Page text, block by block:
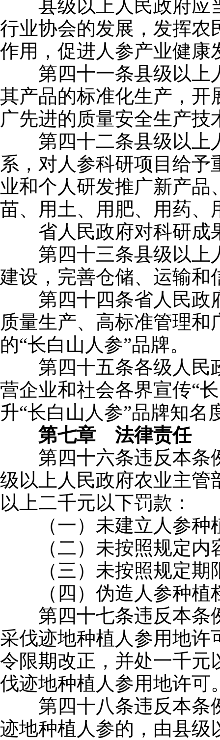
县级以上人民政府应
行业协会的发展，发挥农
作用，促进人参产业健康
第四十一条县级以上
其产品的标准化生产，开
广先进的质量安全生产
第四十二条县级以上
系，对人参科研项目给
业和个人研发推广新产
苗、用土、用肥、用药、
省人民政府对科研成
第四十三条县级以上
建设，完善仓储、运输和
第四十四条省人民政
质量生产、高标准管理
的“长白山人参”品牌。
第四十五条各级人民
营企业和社会各界宣传“
升“长白山人参”品牌知名
第七章 法律责任
第四十六条违反本条
级以上人民政府农业主管
以上二千元以下罚款：
（一）未建立人参种
（二）未按照规定内
（三）未按照规定期
（四）伪造人参种植
第四十七条违反本条
采伐迹地种植人参用地许
令限期改正，并处一千元
伐迹地种植人参用地许可
第四十八条违反本条
迹地种植人参的，由县级